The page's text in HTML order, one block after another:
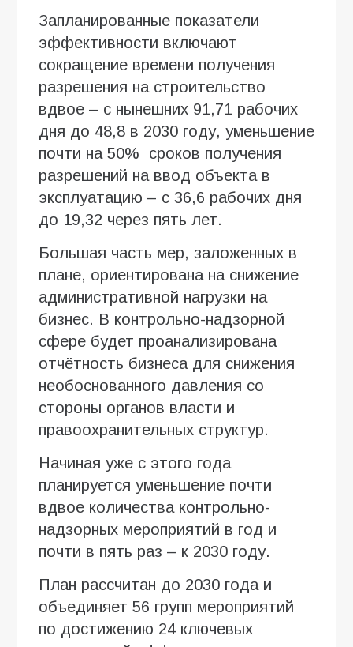
Запланированные показатели
эффективности включают
сокращение времени получения
разрешения на строительство
вдвое – с нынешних 91,71 рабочих
дня до 48,8 в 2030 году, уменьшение
почти на 50% сроков получения
разрешений на ввод объекта в
эксплуатацию – с 36,6 рабочих дня
до 19,32 через пять лет.
Большая часть мер, заложенных в
плане, ориентирована на снижение
административной нагрузки на
бизнес. В контрольно-надзорной
сфере будет проанализирована
отчётность бизнеса для снижения
необоснованного давления со
стороны органов власти и
правоохранительных структур.
Начиная уже с этого года
планируется уменьшение почти
вдвое количества контрольно-
надзорных мероприятий в год и
почти в пять раз – к 2030 году.
План рассчитан до 2030 года и
объединяет 56 групп мероприятий
по достижению 24 ключевых